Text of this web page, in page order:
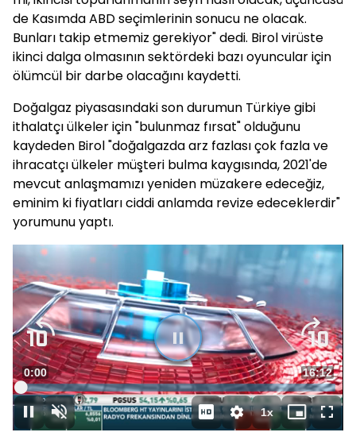
de Kasımda ABD seçimlerinin sonucu ne olacak.
Bunları takip etmemiz gerekiyor" dedi. Birol virüste
ikinci dalga olmasının sektördeki bazı oyuncular için
ölümcül bir darbe olacağını kaydetti.
Doğalgaz piyasasındaki son durumun Türkiye gibi
ithalatçı ülkeler için "bulunmaz fırsat" olduğunu
kaydeden Birol "doğalgazda arz fazlası çok fazla ve
ihracatçı ülkeler müşteri bulma kaygısında, 2021'de
mevcut anlaşmamızı yeniden müzakere edeceğiz,
eminim ki fiyatları ciddi anlamda revize edeceklerdir"
yorumunu yaptı.
DuraklatSesi
Aç
Süre
0:00 Toplam
Süre
16:12
Yüklendi:
0.61%
1xOynatma
Hızı
Mini
oynatıcı
Tam
Ekran